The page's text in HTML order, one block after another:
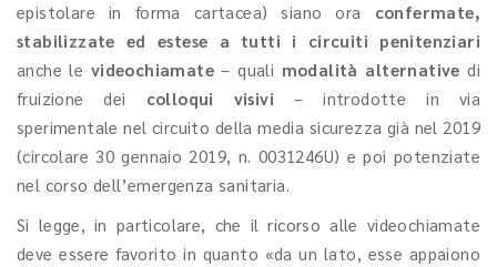
epistolare in forma cartacea) siano ora confermate,
stabilizzate ed estese a tutti i circuiti penitenziari
anche le videochiamate– quali modalità alternative di
fruizione dei colloqui visivi – introdotte in via
sperimentale nel circuito della media sicurezza già nel 2019
(circolare 30 gennaio 2019, n. 0031246U) e poi potenziate
nel corso dell’emergenza sanitaria.
Si legge, in particolare, che il ricorso alle videochiamate
deve essere favorito in quanto «da un lato, esse appaiono